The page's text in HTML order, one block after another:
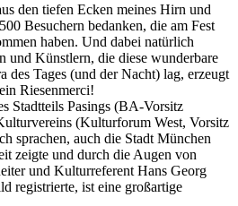
den tiefen Ecken meines Hirn und
Besuchern bedanken, die am Fest
haben. Und dabei natürlich
und Künstlern, die diese wunderbare
des Tages (und der Nacht) lag, erzeugt
Riesenmerci!
Stadtteils Pasings (BA-Vorsitz
(Kulturforum West, Vorsitz
sprachen, auch die Stadt München
zeigte und durch die Augen von
und Kulturreferent Hans Georg
registrierte, ist eine großartige